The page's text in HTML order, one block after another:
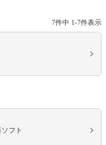
7件中 1-7件表示
フト